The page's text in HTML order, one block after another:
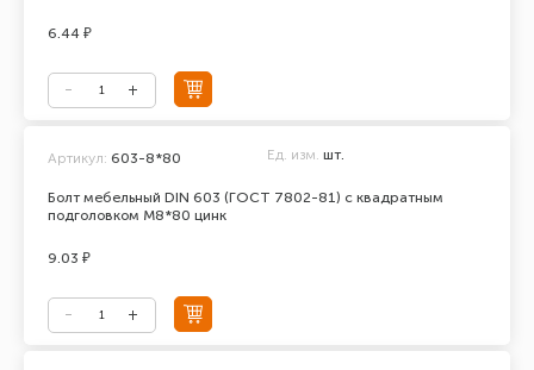
6.44 ₽
Болт мебельный DIN 603 (ГОСТ 7802-81) с квадратным
подголовком М8*80 цинк
Артикул: 603-8*80 Ед. изм. шт.
9.03 ₽